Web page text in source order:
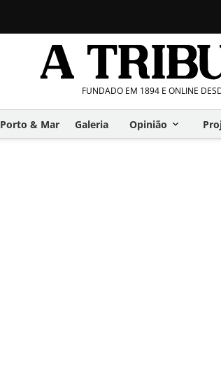
FUNDADO EM 1894 E ONLINE
Porto & Mar Galeria Opinião